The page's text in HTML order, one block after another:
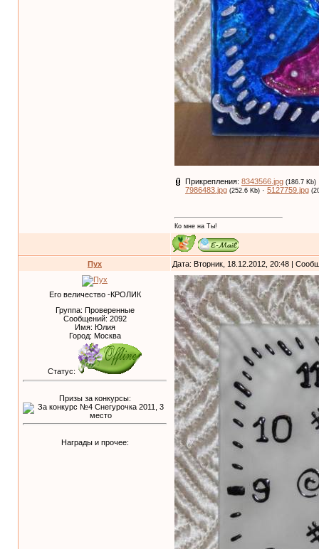
Прикрепления: 8343566.jpg (186.7 Kb)
7986483.jpg (252.6 Kb) · 5127759.jpg
Ко мне на Ты!
Пух Дата: Вторник, 18.12.2012, 20:48 |
Его величество -КРОЛИК
Группа: Проверенные
Сообщений: 2092
Имя: Юлия
Город: Москва
Статус:
Призы за конкурсы:
Награды и прочее: